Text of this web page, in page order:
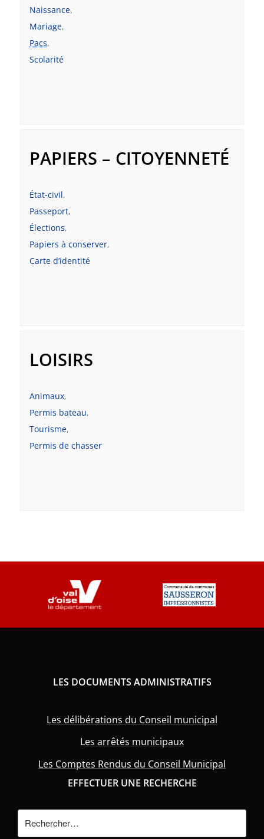
Naissance,
Mariage,
Pacs,
Scolarité
PAPIERS – CITOYENNETÉ
État-civil,
Passeport,
Élections,
Papiers à conserver,
Carte d’identité
LOISIRS
Animaux,
Permis bateau,
Tourisme,
Permis de chasser
LES DOCUMENTS ADMINISTRATIFS
Les délibérations du Conseil municipal
Les arrêtés municipaux
Les Comptes Rendus du Conseil Municipal
EFFECTUER UNE RECHERCHE